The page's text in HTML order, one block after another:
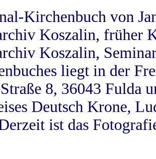
Kirchenbuch von
Koszalin, früher
Koszalin,
liegt in der
8, 36043 Fulda
Deutsch Krone,
ist das